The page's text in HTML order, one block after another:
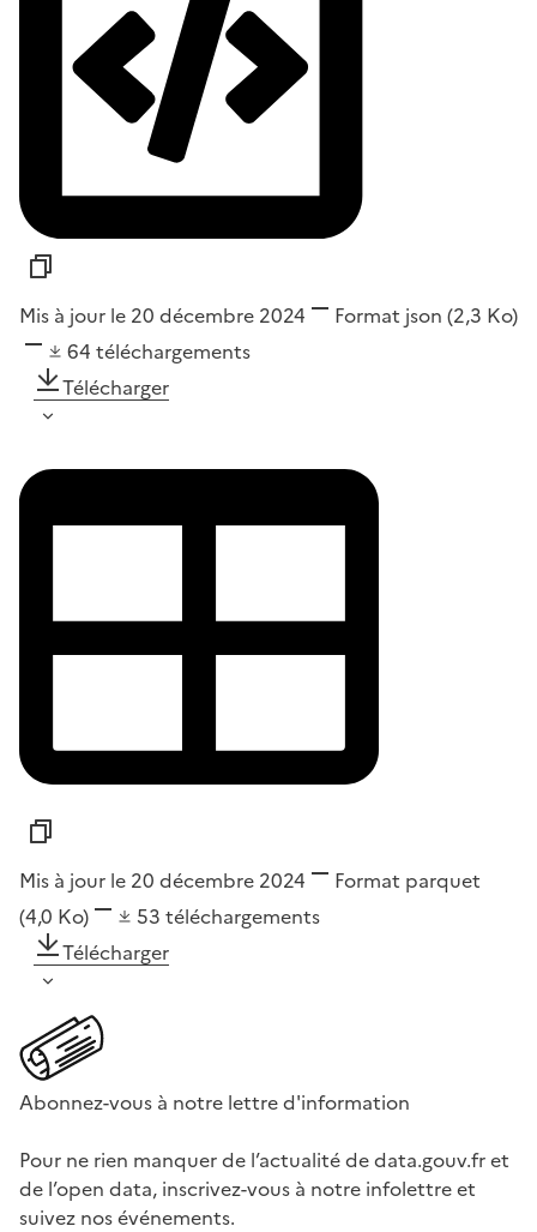
Mis à jour le 20 décembre 2024 Format json (2,3 Ko)
64 téléchargements
Télécharger
Mis à jour le 20 décembre 2024 Format parquet
(4,0 Ko)
53 téléchargements
Télécharger
Abonnez-vous à notre lettre d'information
Pour ne rien manquer de l’actualité de data.gouv.fr et
de l’open data, inscrivez-vous à notre infolettre et
suivez nos événements.